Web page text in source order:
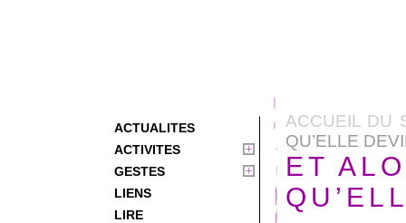
ACTUALITES
ACTIVITES
GESTES
LIENS
LIRE
ACCUEIL DU
QU’ELLE
ET